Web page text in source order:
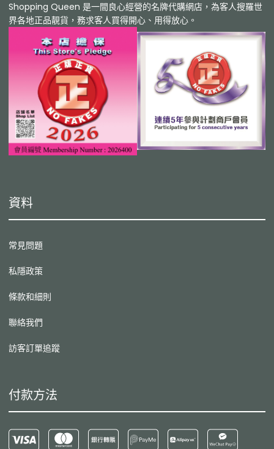
Shopping Queen 是一間良心經營的名牌代購網店，為客人搜羅世
界各地正品靚貨，務求客人買得開心、用得放心。
資料
常見問題
私隱政策
條款和細則
聯絡我們
訪客訂單追蹤
付款方法